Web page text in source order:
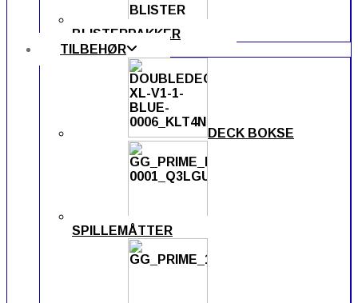
BLISTERPAKKER
TILBEHØR
DECK BOKSE
SPILLEMÅTTER